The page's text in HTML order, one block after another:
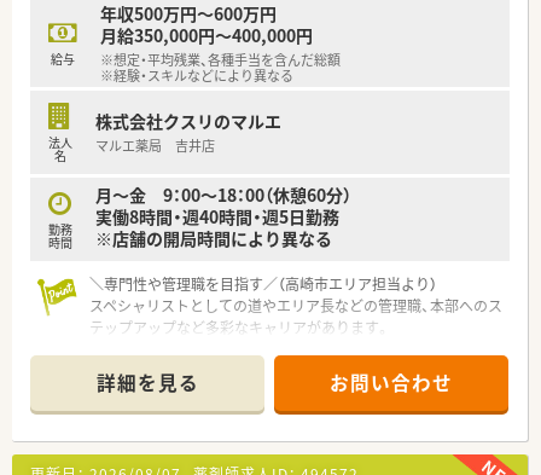
【職場環境と雰囲気】
■店舗に裁量があるため、店舗ごとの個性を活かしながら主体的
に業務に取り組めます。
業務に専念できる環境です。
■グループ会社のホテルやゴルフ事業での割引制度があり、プラ
イベートも充実できます。
給与
年収500万円～600万円
月給350,000円～400,000円
※想定・平均残業、各種手当を含んだ総額
※経験・スキルなどにより異なる
法人
名
株式会社クスリのマルエ
マルエ薬局 吉井店
勤務
時間
月～金 9：00～18：00（休憩60分）
実働8時間・週40時間・週5日勤務
※店舗の開局時間により異なる
＼専門性や管理職を目指す／（高崎市エリア担当より）
スペシャリストとしての道やエリア長などの管理職、本部へのス
テップアップなど多彩なキャリアがあります。
【店舗情報と応需状況について】
■最寄り駅である吉井駅から車で10分ほどの場所に位置し、毎
日の車通勤が可能な調剤薬局の求人です。
■近隣医療機関からの処方箋を面対応で応需し、また地域のニー
詳細を見る お問い合わせ